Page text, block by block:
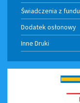
Świadczenia z
Dodatek osłonowy
Inne Druki